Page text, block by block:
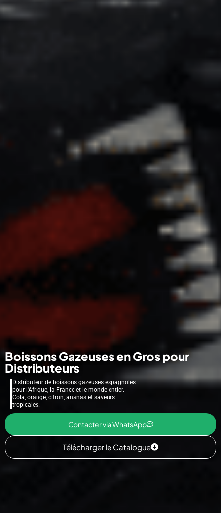
Boissons Gazeuses en Gros pour
Distributeurs
Distributeur de boissons gazeuses espagnoles
pour l'Afrique, la France et le monde entier.
Cola, orange, citron, ananas et saveurs
tropicales.
Contacter via WhatsApp
Télécharger le Catalogue